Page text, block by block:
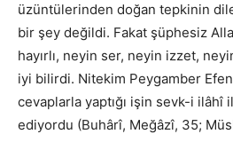
üzüntülerinden doğan tepkinin
bir şey değildi. Fakat şüphesiz
hayırlı, neyin ser, neyin izzet,
iyi bilirdi. Nitekim Peygamber
cevaplarla yaptığı işin sevk-i ilâhî
ediyordu (Buhârî, Meğâzî, 35;